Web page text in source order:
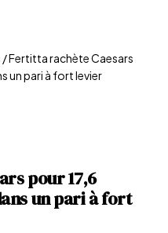
/Fertitta rachète Caesars
un pari à fort levier
pour 17,6
un pari à fort